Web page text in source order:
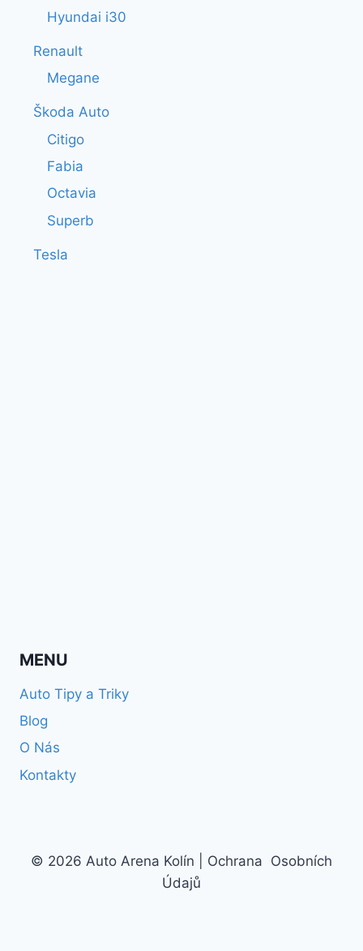
Hyundai i30
Renault
Megane
Škoda Auto
Citigo
Fabia
Octavia
Superb
Tesla
MENU
Auto Tipy a Triky
Blog
O Nás
Kontakty
© 2026 Auto Arena Kolín | Ochrana Osobních
Údajů